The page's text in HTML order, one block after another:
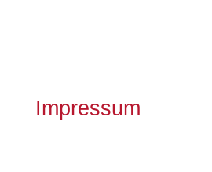
Impressum